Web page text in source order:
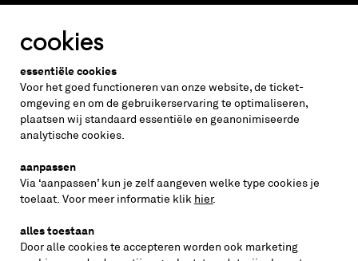
Altijd weten wat er speelt?
vraag de nieuwsbrief aan
inschrijven
volg ons op
cookies
essentiële cookies
Voor het goed functioneren van onze website, de ticket-
omgeving en om de gebruikerservaring te optimaliseren,
plaatsen wij standaard essentiële en geanonimiseerde
analytische cookies.
aanpassen
Via ‘aanpassen’ kun je zelf aangeven welke type cookies je
toelaat. Voor meer informatie klik hier.
alles toestaan
Door alle cookies te accepteren worden ook marketing